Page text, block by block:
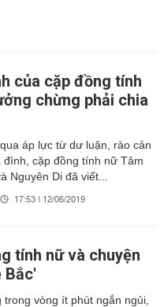
của cặp đồng tính
chừng phải chia
áp lực từ dư luận, rào cản
đình, cặp đồng tính nữ Tâm
Nguyên Di đã viết...
17:53 | 12/06/2019
tính nữ và chuyện
Bắc'
trong vòng ít phút ngắn ngủi,